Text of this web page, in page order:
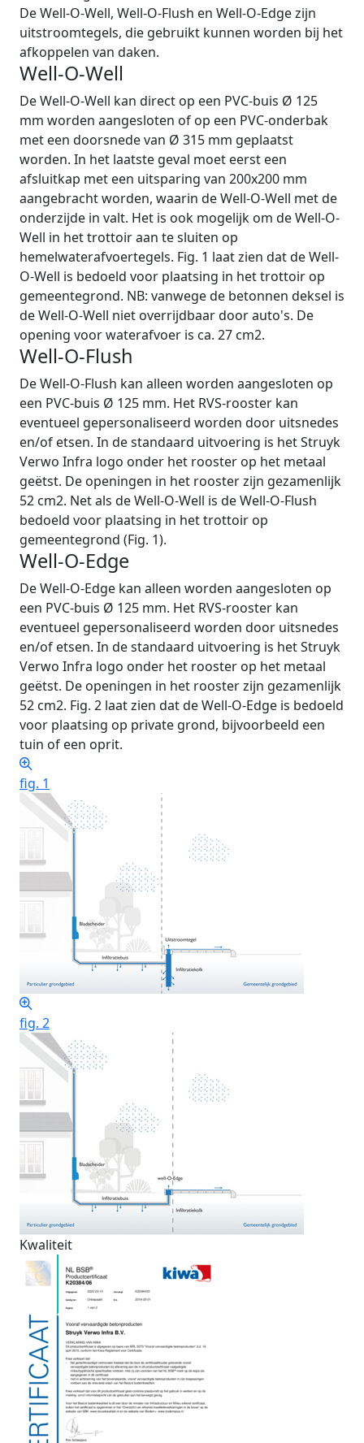
De Well-O-Well, Well-O-Flush en Well-O-Edge zijn
uitstroomtegels, die gebruikt kunnen worden bij het
afkoppelen van daken.
Well-O-Well
De Well-O-Well kan direct op een PVC-buis Ø 125
mm worden aangesloten of op een PVC-onderbak
met een doorsnede van Ø 315 mm geplaatst
worden. In het laatste geval moet eerst een
afsluitkap met een uitsparing van 200x200 mm
aangebracht worden, waarin de Well-O-Well met de
onderzijde in valt. Het is ook mogelijk om de Well-O-
Well in het trottoir aan te sluiten op
hemelwaterafvoertegels. Fig. 1 laat zien dat de Well-
O-Well is bedoeld voor plaatsing in het trottoir op
gemeentegrond. NB: vanwege de betonnen deksel is
de Well-O-Well niet overrijdbaar door auto's. De
opening voor waterafvoer is ca. 27 cm2.
Well-O-Flush
De Well-O-Flush kan alleen worden aangesloten op
een PVC-buis Ø 125 mm. Het RVS-rooster kan
eventueel gepersonaliseerd worden door uitsnedes
en/of etsen. In de standaard uitvoering is het Struyk
Verwo Infra logo onder het rooster op het metaal
geëtst. De openingen in het rooster zijn gezamenlijk
52 cm2. Net als de Well-O-Well is de Well-O-Flush
bedoeld voor plaatsing in het trottoir op
gemeentegrond (Fig. 1).
Well-O-Edge
De Well-O-Edge kan alleen worden aangesloten op
een PVC-buis Ø 125 mm. Het RVS-rooster kan
eventueel gepersonaliseerd worden door uitsnedes
en/of etsen. In de standaard uitvoering is het Struyk
Verwo Infra logo onder het rooster op het metaal
geëtst. De openingen in het rooster zijn gezamenlijk
52 cm2. Fig. 2 laat zien dat de Well-O-Edge is bedoeld
voor plaatsing op private grond, bijvoorbeeld een
tuin of een oprit.
fig. 1
fig. 2
Kwaliteit